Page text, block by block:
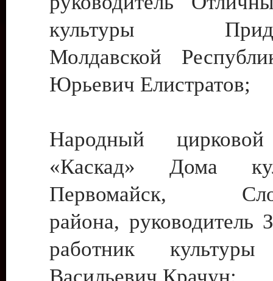
культуры
Молдавской
Юрьевич Елистратов;
Народный цирковой
«Каскад» Дома
Первомайск,
района, руководитель
работник культуры